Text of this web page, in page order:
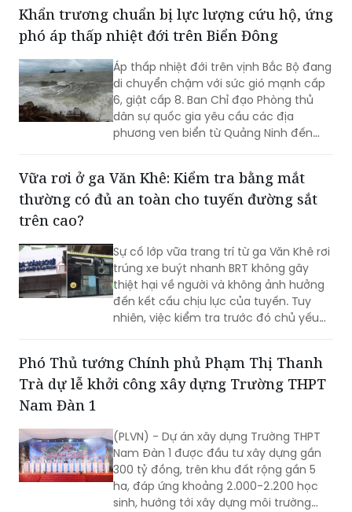
Khẩn trương chuẩn bị lực lượng cứu hộ, ứng
phó áp thấp nhiệt đới trên Biển Đông
Áp thấp nhiệt đới trên vịnh Bắc Bộ đang
di chuyển chậm với sức gió mạnh cấp
6, giật cấp 8. Ban Chỉ đạo Phòng thủ
dân sự quốc gia yêu cầu các địa
phương ven biển từ Quảng Ninh đến
sàng lực lượng, phương tiện cứu hộ, cứu
nạn...
Vữa rơi ở ga Văn Khê: Kiểm tra bằng mắt
thường có đủ an toàn cho tuyến đường sắt
trên cao?
Sự cố lớp vữa trang trí từ ga Văn Khê rơi
trúng xe buýt nhanh BRT không gây
thiệt hại về người và không ảnh hưởng
đến kết cấu chịu lực của tuyến. Tuy
nhiên, việc kiểm tra trước đó chủ yếu
hạng mục chưa được đánh giá chuyên
sâu bằng máy móc, thiết bị chuyên
ty TNHH MTV Đường sắt Hà Nội đã lập
phương án rà soát, sửa chữa tại 12 nhà
ga với kinh phí dự toán hơn 1,1 tỷ đồng.
Phó Thủ tướng Chính phủ Phạm Thị Thanh
Trà dự lễ khởi công xây dựng Trường THPT
Nam Đàn 1
(PLVN) - Dự án xây dựng Trường THPT
Nam Đàn 1 được đầu tư xây dựng gần
300 tỷ đồng, trên khu đất rộng gần 5
ha, đáp ứng khoảng 2.000-2.200 học
sinh, hướng tới xây dựng môi trường